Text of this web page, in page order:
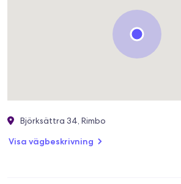
Björksättra 34, Rimbo
Visa vägbeskrivning